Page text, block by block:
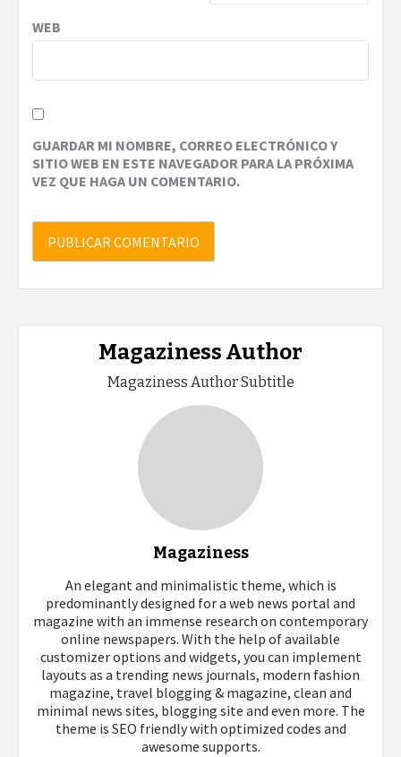
WEB
GUARDAR MI NOMBRE, CORREO ELECTRÓNICO Y
SITIO WEB EN ESTE NAVEGADOR PARA LA PRÓXIMA
VEZ QUE HAGA UN COMENTARIO.
Magaziness Author
Magaziness Author Subtitle
Magaziness
An elegant and minimalistic theme, which is
predominantly designed for a web news portal and
magazine with an immense research on contemporary
online newspapers. With the help of available
customizer options and widgets, you can implement
layouts as a trending news journals, modern fashion
magazine, travel blogging & magazine, clean and
minimal news sites, blogging site and even more. The
theme is SEO friendly with optimized codes and
awesome supports.